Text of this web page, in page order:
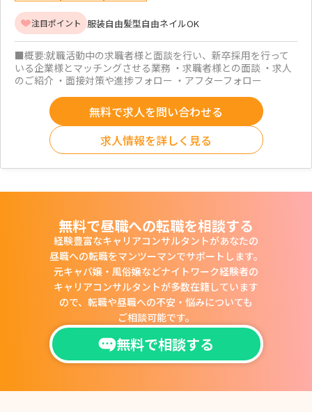
注目ポイント 服装自由髪型自由ネイルOK
■概要:就職活動中の求職者様と面談を行い、新卒採用を行って
いる企業様とマッチングさせる業務 ・求職者様との面談 ・求人
のご紹介 ・面接対策や進捗フォロー ・アフターフォロー
無料で求人を問い合わせる
求人情報を詳しく見る
無料で昼職への転職を相談する
経験豊富なキャリアコンサルタントがあなたの
昼職への転職をマンツーマンでサポートします。
元キャバ嬢・風俗嬢などナイトワーク経験者の
キャリアコンサルタントが多数在籍しています
ので、 転職や昼職への不安・悩みについても
ご相談可能です。
無料で相談する